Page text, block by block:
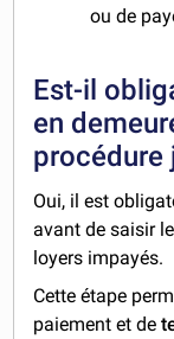
ou de
Est-il
en
procédure
Oui, il est
avant de saisir
loyers impayés.
Cette étape
paiement et de